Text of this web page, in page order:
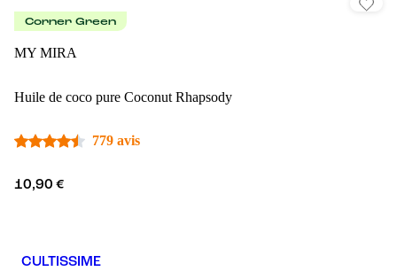
Corner Green
MY MIRA
Huile de coco pure Coconut Rhapsody
779 avis
10,90 €
CULTISSIME